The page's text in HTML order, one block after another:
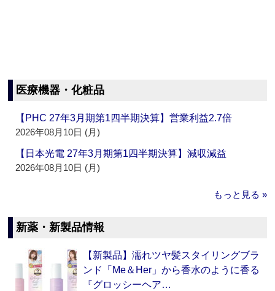
医療機器・化粧品
【PHC 27年3月期第1四半期決算】営業利益2.7倍
2026年08月10日 (月)
【日本光電 27年3月期第1四半期決算】減収減益
2026年08月10日 (月)
もっと見る »
新薬・新製品情報
【新製品】濡れツヤ髪スタイリングブラ
ンド「Me＆Her」から香水のように香る
『グロッシーヘア…